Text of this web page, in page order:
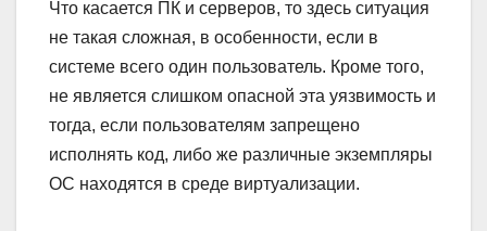
Что касается ПК и серверов, то здесь ситуация
не такая сложная, в особенности, если в
системе всего один пользователь. Кроме того,
не является слишком опасной эта уязвимость и
тогда, если пользователям запрещено
исполнять код, либо же различные экземпляры
ОС находятся в среде виртуализации.